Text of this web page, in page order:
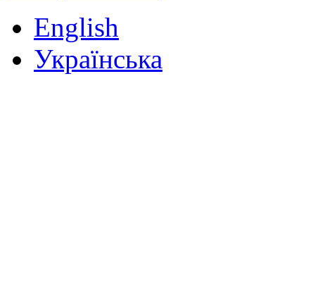
English
Українська